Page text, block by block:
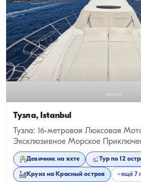
Тузла, İstanbul
Тузла: 16-метровая Люксовая
Эксклюзивное Морское
Девичник на яхте Тур по 12
Круиз на Красный остров +ещё 7